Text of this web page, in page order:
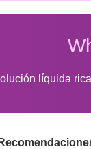
líquida